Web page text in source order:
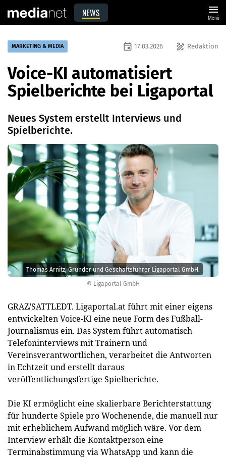
NEWS menu
Menü
© Ligaportal GmbH
Thomas Arnitz, Gründer und Geschäftsführer Ligaportal GmbH.
MARKETING & MEDIA draw Redaktion
event 17.03.2026
Voice-KI automatisiert
Spielberichte bei Ligaportal
Neues System erstellt Interviews und
Spielberichte.
GRAZ/SATTLEDT. Ligaportal.at führt mit einer eigens
entwickelten Voice-KI eine neue Form des Fußball-
Journalismus ein. Das System führt automatisch
Telefoninterviews mit Trainern und
Vereinsverantwortlichen, verarbeitet die Antworten
in Echtzeit und erstellt daraus
veröffentlichungsfertige Spielberichte.
Die KI ermöglicht eine skalierbare Berichterstattung
für hunderte Spiele pro Wochenende, die manuell nur
mit erheblichem Aufwand möglich wäre. Vor dem
Interview erhält die Kontaktperson eine
Terminabstimmung via WhatsApp und kann die